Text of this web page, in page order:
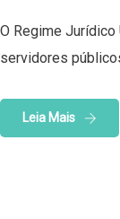
O Regime
servidores
Leia Mais